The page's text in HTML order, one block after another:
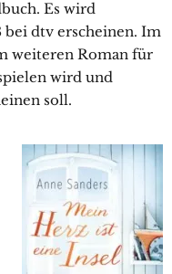
Es wird
dtv erscheinen. Im
weiteren Roman für
wird und
soll.